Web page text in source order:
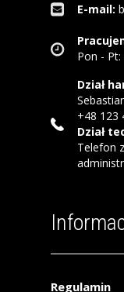
E-mail:
Pon - Pt:
Dział
+48 123
Dział
Telefon
Regulamin